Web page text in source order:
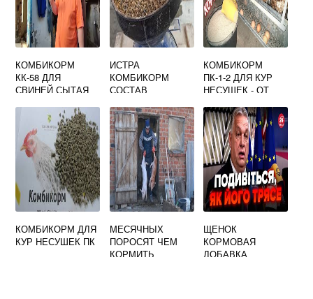
КОМБИКОРМ
КК-58 ДЛЯ
СВИНЕЙ СЫТАЯ
СОСТАВ
ИСТРА
КОМБИКОРМ
СОСТАВ
КОМБИКОРМ
ПК-1-2 ДЛЯ КУР
НЕСУШЕК - ОТ
КОМПАНИИ
СЫТАЯ СКОТИНА
КОМБИКОРМ ДЛЯ
КУР НЕСУШЕК ПК
МЕСЯЧНЫХ
ПОРОСЯТ ЧЕМ
КОРМИТЬ
ЩЕНОК
КОРМОВАЯ
ДОБАВКА